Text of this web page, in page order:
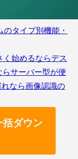
タイプ別機能・
く始めるならデス
サーバー型が便
なら画像認識の
括ダウン